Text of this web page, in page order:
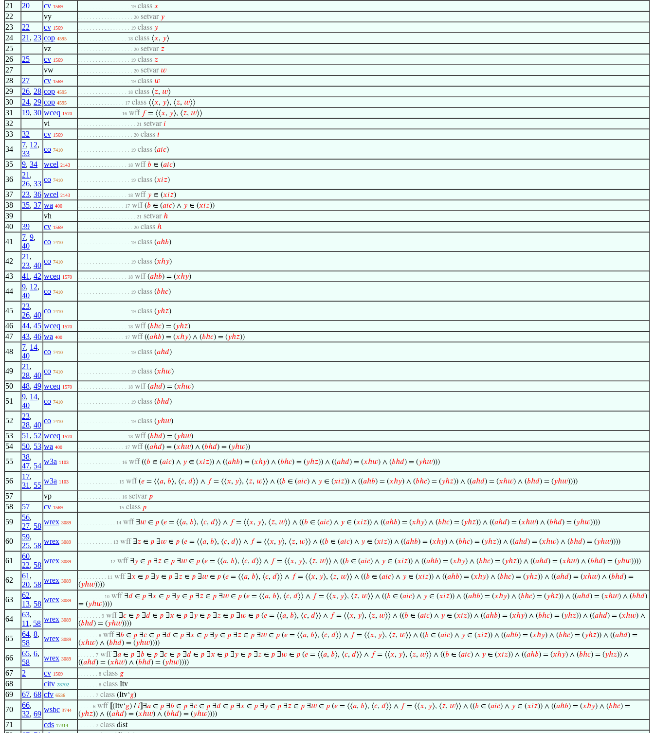
21 20 cv 1569 . . . . . . . . . . . . . . . . . . 19 class 𝑥
22 vy . . . . . . . . . . . . . . . . . . . 20 setvar 𝑦
23 22 cv 1569 . . . . . . . . . . . . . . . . . . 19 class 𝑦
24 21 , 23 cop 4595 . . . . . . . . . . . . . . . . . 18 class ⟨𝑥, 𝑦⟩
25 vz . . . . . . . . . . . . . . . . . . . 20 setvar 𝑧
26 25 cv 1569 . . . . . . . . . . . . . . . . . . 19 class 𝑧
27 vw . . . . . . . . . . . . . . . . . . . 20 setvar 𝑤
28 27 cv 1569 . . . . . . . . . . . . . . . . . . 19 class 𝑤
29 26, 28 cop 4595 . . . . . . . . . . . . . . . . . 18 class ⟨𝑧, 𝑤⟩
30 24, 29 cop 4595 . . . . . . . . . . . . . . . . 17 class ⟨⟨𝑥, 𝑦⟩, ⟨𝑧, 𝑤⟩⟩
31 19, 30 wceq 1570 . . . . . . . . . . . . . . . 16 wff 𝑓= ⟨⟨𝑥, 𝑦⟩, ⟨𝑧, 𝑤⟩⟩
32 vi . . . . . . . . . . . . . . . . . . . . 21 setvar𝑖
33 32 cv 1569 . . . . . . . . . . . . . . . . . . . 20 class 𝑖
34
7, 12,
33
co 7410 . . . . . . . . . . . . . . . . . . 19 class (𝑎𝑖𝑐)
35 9, 34 wcel 2143 . . . . . . . . . . . . . . . . . 18 wff 𝑏 ∈ (𝑎𝑖𝑐)
36
21 ,
26, 33
co 7410 . . . . . . . . . . . . . . . . . . 19 class (𝑥𝑖𝑧)
37 23, 36 wcel 2143 . . . . . . . . . . . . . . . . . 18 wff 𝑦 ∈ (𝑥𝑖𝑧)
38 35, 37 wa 400 . . . . . . . . . . . . . . . . 17 wff (𝑏 ∈ (𝑎𝑖𝑐) ∧ 𝑦 ∈ (𝑥𝑖𝑧))
39 vh . . . . . . . . . . . . . . . . . . . . 21 setvarℎ
40 39 cv 1569 . . . . . . . . . . . . . . . . . . . 20 class ℎ
41
7, 9,
40
co 7410 . . . . . . . . . . . . . . . . . . 19 class (𝑎ℎ𝑏)
42
21 ,
23, 40
co 7410 . . . . . . . . . . . . . . . . . . 19 class (𝑥ℎ𝑦)
43 41 , 42 wceq 1570 . . . . . . . . . . . . . . . . . 18 wff (𝑎ℎ𝑏) = (𝑥ℎ𝑦)
44
9, 12,
40
co 7410 . . . . . . . . . . . . . . . . . . 19 class (𝑏ℎ𝑐)
45
23,
26, 40
co 7410 . . . . . . . . . . . . . . . . . . 19 class (𝑦ℎ𝑧)
46 44, 45 wceq 1570 . . . . . . . . . . . . . . . . . 18 wff (𝑏ℎ𝑐) = (𝑦ℎ𝑧)
47 43, 46 wa 400 . . . . . . . . . . . . . . . . 17 wff ((𝑎ℎ𝑏) = (𝑥ℎ𝑦) ∧ (𝑏ℎ𝑐) = (𝑦ℎ𝑧))
48
7, 14,
40
co 7410 . . . . . . . . . . . . . . . . . . 19 class (𝑎ℎ𝑑)
49
21 ,
28, 40
co 7410 . . . . . . . . . . . . . . . . . . 19 class (𝑥ℎ𝑤)
50 48, 49 wceq 1570 . . . . . . . . . . . . . . . . . 18 wff (𝑎ℎ𝑑) = (𝑥ℎ𝑤)
51
9, 14,
40
co 7410 . . . . . . . . . . . . . . . . . . 19 class (𝑏ℎ𝑑)
52
23,
28, 40
co 7410 . . . . . . . . . . . . . . . . . . 19 class (𝑦ℎ𝑤)
53 51 , 52 wceq 1570 . . . . . . . . . . . . . . . . . 18 wff (𝑏ℎ𝑑) = (𝑦ℎ𝑤)
54 50, 53 wa 400 . . . . . . . . . . . . . . . . 17 wff ((𝑎ℎ𝑑) = (𝑥ℎ𝑤) ∧ (𝑏ℎ𝑑) = (𝑦ℎ𝑤))
55
38,
47, 54
w3a 1103 . . . . . . . . . . . . . . . 16 wff ((𝑏 ∈ (𝑎𝑖𝑐) ∧ 𝑦 ∈ (𝑥𝑖𝑧)) ∧ ((𝑎ℎ𝑏) = (𝑥ℎ𝑦) ∧ (𝑏ℎ𝑐) = (𝑦ℎ𝑧)) ∧ ((𝑎ℎ𝑑) = (𝑥ℎ𝑤) ∧ (𝑏ℎ𝑑) = (𝑦ℎ𝑤)))
56
17,
31 , 55
w3a 1103 . . . . . . . . . . . . . . 15 wff (𝑒 = ⟨⟨𝑎, 𝑏⟩, ⟨𝑐, 𝑑⟩⟩ ∧ 𝑓= ⟨⟨𝑥, 𝑦⟩, ⟨𝑧, 𝑤⟩⟩ ∧ ((𝑏 ∈ (𝑎𝑖𝑐) ∧ 𝑦 ∈ (𝑥𝑖𝑧)) ∧ ((𝑎ℎ𝑏) = (𝑥ℎ𝑦) ∧ (𝑏ℎ𝑐) = (𝑦ℎ𝑧)) ∧ ((𝑎ℎ𝑑) = (𝑥ℎ𝑤) ∧ (𝑏ℎ𝑑) = (𝑦ℎ𝑤))))
57 vp . . . . . . . . . . . . . . . 16 setvar 𝑝
58 57 cv 1569 . . . . . . . . . . . . . . 15 class 𝑝
59
56,
27, 58
wrex 3089 . . . . . . . . . . . . . 14 wff ∃𝑤 ∈ 𝑝 (𝑒 = ⟨⟨𝑎, 𝑏⟩, ⟨𝑐, 𝑑⟩⟩ ∧ 𝑓= ⟨⟨𝑥, 𝑦⟩, ⟨𝑧, 𝑤⟩⟩ ∧ ((𝑏 ∈ (𝑎𝑖𝑐) ∧ 𝑦 ∈ (𝑥𝑖𝑧)) ∧ ((𝑎ℎ𝑏) = (𝑥ℎ𝑦) ∧ (𝑏ℎ𝑐) = (𝑦ℎ𝑧)) ∧ ((𝑎ℎ𝑑) = (𝑥ℎ𝑤) ∧ (𝑏ℎ𝑑) = (𝑦ℎ𝑤))))
60
59,
25, 58
wrex 3089 . . . . . . . . . . . . 13 wff ∃𝑧 ∈ 𝑝 ∃𝑤 ∈ 𝑝 (𝑒 = ⟨⟨𝑎, 𝑏⟩, ⟨𝑐, 𝑑⟩⟩ ∧ 𝑓= ⟨⟨𝑥, 𝑦⟩, ⟨𝑧, 𝑤⟩⟩ ∧ ((𝑏 ∈ (𝑎𝑖𝑐) ∧ 𝑦 ∈ (𝑥𝑖𝑧)) ∧ ((𝑎ℎ𝑏) = (𝑥ℎ𝑦) ∧ (𝑏ℎ𝑐) = (𝑦ℎ𝑧)) ∧ ((𝑎ℎ𝑑) = (𝑥ℎ𝑤) ∧ (𝑏ℎ𝑑) = (𝑦ℎ𝑤))))
61
60,
22, 58
wrex 3089 . . . . . . . . . . . 12 wff ∃𝑦 ∈ 𝑝 ∃𝑧 ∈ 𝑝 ∃𝑤 ∈ 𝑝 (𝑒 = ⟨⟨𝑎, 𝑏⟩, ⟨𝑐, 𝑑⟩⟩ ∧ 𝑓= ⟨⟨𝑥, 𝑦⟩, ⟨𝑧, 𝑤⟩⟩ ∧ ((𝑏 ∈ (𝑎𝑖𝑐) ∧ 𝑦 ∈ (𝑥𝑖𝑧)) ∧ ((𝑎ℎ𝑏) = (𝑥ℎ𝑦) ∧ (𝑏ℎ𝑐) = (𝑦ℎ𝑧)) ∧ ((𝑎ℎ𝑑) = (𝑥ℎ𝑤) ∧ (𝑏ℎ𝑑) = (𝑦ℎ𝑤))))
62
61 ,
20, 58
wrex 3089
. . . . . . . . . . 11 wff ∃𝑥 ∈ 𝑝 ∃𝑦 ∈ 𝑝 ∃𝑧 ∈ 𝑝 ∃𝑤 ∈ 𝑝 (𝑒 = ⟨⟨𝑎, 𝑏⟩, ⟨𝑐, 𝑑⟩⟩ ∧ 𝑓= ⟨⟨𝑥, 𝑦⟩, ⟨𝑧, 𝑤⟩⟩ ∧ ((𝑏 ∈ (𝑎𝑖𝑐) ∧ 𝑦 ∈ (𝑥𝑖𝑧)) ∧ ((𝑎ℎ𝑏) = (𝑥ℎ𝑦) ∧ (𝑏ℎ𝑐) = (𝑦ℎ𝑧)) ∧ ((𝑎ℎ𝑑) = (𝑥ℎ𝑤) ∧ (𝑏ℎ𝑑) =
(𝑦ℎ𝑤))))
63
62,
13, 58
wrex 3089
. . . . . . . . . 10 wff ∃𝑑 ∈ 𝑝 ∃𝑥 ∈ 𝑝 ∃𝑦 ∈ 𝑝 ∃𝑧 ∈ 𝑝 ∃𝑤 ∈ 𝑝 (𝑒 = ⟨⟨𝑎, 𝑏⟩, ⟨𝑐, 𝑑⟩⟩ ∧ 𝑓= ⟨⟨𝑥, 𝑦⟩, ⟨𝑧, 𝑤⟩⟩ ∧ ((𝑏 ∈ (𝑎𝑖𝑐) ∧ 𝑦 ∈ (𝑥𝑖𝑧)) ∧ ((𝑎ℎ𝑏) = (𝑥ℎ𝑦) ∧ (𝑏ℎ𝑐) = (𝑦ℎ𝑧)) ∧ ((𝑎ℎ𝑑) = (𝑥ℎ𝑤) ∧ (𝑏ℎ𝑑)
= (𝑦ℎ𝑤))))
64
63,
11 , 58
wrex 3089
. . . . . . . . 9 wff ∃𝑐 ∈ 𝑝 ∃𝑑 ∈ 𝑝 ∃𝑥 ∈ 𝑝 ∃𝑦 ∈ 𝑝 ∃𝑧 ∈ 𝑝 ∃𝑤 ∈ 𝑝 (𝑒 = ⟨⟨𝑎, 𝑏⟩, ⟨𝑐, 𝑑⟩⟩ ∧ 𝑓= ⟨⟨𝑥, 𝑦⟩, ⟨𝑧, 𝑤⟩⟩ ∧ ((𝑏 ∈ (𝑎𝑖𝑐) ∧ 𝑦 ∈ (𝑥𝑖𝑧)) ∧ ((𝑎ℎ𝑏) = (𝑥ℎ𝑦) ∧ (𝑏ℎ𝑐) = (𝑦ℎ𝑧)) ∧ ((𝑎ℎ𝑑) = (𝑥ℎ𝑤) ∧
(𝑏ℎ𝑑) = (𝑦ℎ𝑤))))
65
64, 8,
58
wrex 3089
. . . . . . . 8 wff ∃𝑏 ∈ 𝑝 ∃𝑐 ∈ 𝑝 ∃𝑑 ∈ 𝑝 ∃𝑥 ∈ 𝑝 ∃𝑦 ∈ 𝑝 ∃𝑧 ∈ 𝑝 ∃𝑤 ∈ 𝑝 (𝑒 = ⟨⟨𝑎, 𝑏⟩, ⟨𝑐, 𝑑⟩⟩ ∧ 𝑓= ⟨⟨𝑥, 𝑦⟩, ⟨𝑧, 𝑤⟩⟩ ∧ ((𝑏 ∈ (𝑎𝑖𝑐) ∧ 𝑦 ∈ (𝑥𝑖𝑧)) ∧ ((𝑎ℎ𝑏) = (𝑥ℎ𝑦) ∧ (𝑏ℎ𝑐) = (𝑦ℎ𝑧)) ∧ ((𝑎ℎ𝑑) =
(𝑥ℎ𝑤) ∧ (𝑏ℎ𝑑) = (𝑦ℎ𝑤))))
66
65, 6,
58
wrex 3089
. . . . . . 7 wff ∃𝑎 ∈ 𝑝 ∃𝑏 ∈ 𝑝 ∃𝑐 ∈ 𝑝 ∃𝑑 ∈ 𝑝 ∃𝑥 ∈ 𝑝 ∃𝑦 ∈ 𝑝 ∃𝑧 ∈ 𝑝 ∃𝑤 ∈ 𝑝 (𝑒 = ⟨⟨𝑎, 𝑏⟩, ⟨𝑐, 𝑑⟩⟩ ∧ 𝑓= ⟨⟨𝑥, 𝑦⟩, ⟨𝑧, 𝑤⟩⟩ ∧ ((𝑏 ∈ (𝑎𝑖𝑐) ∧ 𝑦 ∈ (𝑥𝑖𝑧)) ∧ ((𝑎ℎ𝑏) = (𝑥ℎ𝑦) ∧ (𝑏ℎ𝑐) = (𝑦ℎ𝑧)) ∧
((𝑎ℎ𝑑) = (𝑥ℎ𝑤) ∧ (𝑏ℎ𝑑) = (𝑦ℎ𝑤))))
67 2 cv 1569 . . . . . . . 8 class 𝑔
68 citv 28702 . . . . . . . 8 class Itv
69 67, 68 cfv 6536 . . . . . . 7 class (Itv‘𝑔)
70
66,
32, 69
wsbc 3744
. . . . . 6 wff (Itv‘𝑔) /𝑖 ∃𝑎 ∈ 𝑝 ∃𝑏 ∈ 𝑝 ∃𝑐 ∈ 𝑝 ∃𝑑 ∈ 𝑝 ∃𝑥 ∈ 𝑝 ∃𝑦 ∈ 𝑝 ∃𝑧 ∈ 𝑝 ∃𝑤 ∈ 𝑝 (𝑒 = ⟨⟨𝑎, 𝑏⟩, ⟨𝑐, 𝑑⟩⟩ ∧ 𝑓= ⟨⟨𝑥, 𝑦⟩, ⟨𝑧, 𝑤⟩⟩ ∧ ((𝑏 ∈ (𝑎𝑖𝑐) ∧ 𝑦 ∈ (𝑥𝑖𝑧)) ∧ ((𝑎ℎ𝑏) = (𝑥ℎ𝑦) ∧ (𝑏ℎ𝑐) =
(𝑦ℎ𝑧)) ∧ ((𝑎ℎ𝑑) = (𝑥ℎ𝑤) ∧ (𝑏ℎ𝑑) = (𝑦ℎ𝑤))))
71 cds 17314 . . . . . . 7 class dist